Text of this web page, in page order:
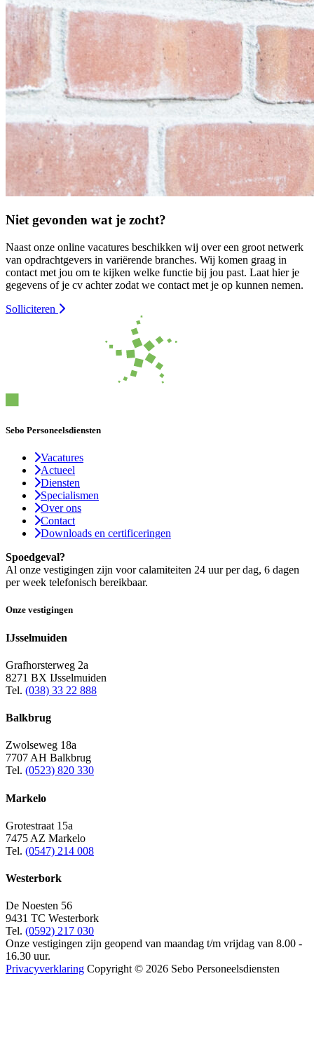
Niet gevonden wat je zocht?
Naast onze online vacatures beschikken wij over een groot netwerk
van opdrachtgevers in variërende branches. Wij komen graag in
contact met jou om te kijken welke functie bij jou past. Laat hier je
gegevens of je cv achter zodat we contact met je op kunnen nemen.
Solliciteren
Sebo Personeelsdiensten
Vacatures
Actueel
Diensten
Specialismen
Over ons
Contact
Downloads en certificeringen
Spoedgeval?
Al onze vestigingen zijn voor calamiteiten 24 uur per dag, 6 dagen
per week telefonisch bereikbaar.
Onze vestigingen
IJsselmuiden
Grafhorsterweg 2a
8271 BX IJsselmuiden
Tel. (038) 33 22 888
Balkbrug
Zwolseweg 18a
7707 AH Balkbrug
Tel. (0523) 820 330
Markelo
Grotestraat 15a
7475 AZ Markelo
Tel. (0547) 214 008
Westerbork
De Noesten 56
9431 TC Westerbork
Tel. (0592) 217 030
Onze vestigingen zijn geopend van maandag t/m vrijdag van 8.00 -
16.30 uur.
Privacyverklaring Copyright © 2026 Sebo Personeelsdiensten